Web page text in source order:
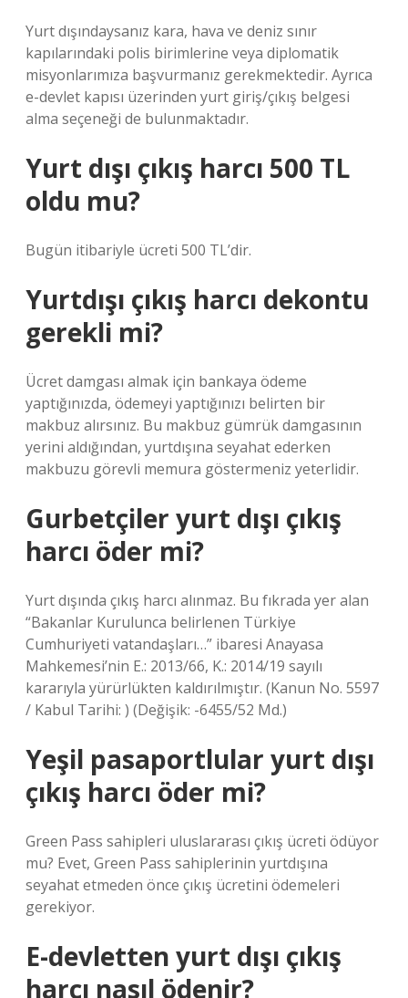
Yurt dışındaysanız kara, hava ve deniz sınır
kapılarındaki polis birimlerine veya diplomatik
misyonlarımıza başvurmanız gerekmektedir. Ayrıca
e-devlet kapısı üzerinden yurt giriş/çıkış belgesi
alma seçeneği de bulunmaktadır.
Yurt dışı çıkış harcı 500 TL
oldu mu?
Bugün itibariyle ücreti 500 TL’dir.
Yurtdışı çıkış harcı dekontu
gerekli mi?
Ücret damgası almak için bankaya ödeme
yaptığınızda, ödemeyi yaptığınızı belirten bir
makbuz alırsınız. Bu makbuz gümrük damgasının
yerini aldığından, yurtdışına seyahat ederken
makbuzu görevli memura göstermeniz yeterlidir.
Gurbetçiler yurt dışı çıkış
harcı öder mi?
Yurt dışında çıkış harcı alınmaz. Bu fıkrada yer alan
“Bakanlar Kurulunca belirlenen Türkiye
Cumhuriyeti vatandaşları…” ibaresi Anayasa
Mahkemesi’nin E.: 2013/66, K.: 2014/19 sayılı
kararıyla yürürlükten kaldırılmıştır. (Kanun No. 5597
/ Kabul Tarihi: ) (Değişik: -6455/52 Md.)
Yeşil pasaportlular yurt dışı
çıkış harcı öder mi?
Green Pass sahipleri uluslararası çıkış ücreti ödüyor
mu? Evet, Green Pass sahiplerinin yurtdışına
seyahat etmeden önce çıkış ücretini ödemeleri
gerekiyor.
E-devletten yurt dışı çıkış
harcı nasıl ödenir?